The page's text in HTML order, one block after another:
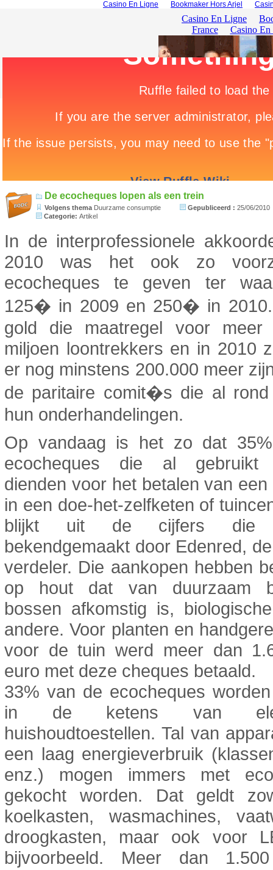
Casino En Ligne Bookmaker Hors Arjel
De ecocheques lopen als een trein
Volgens thema Duurzame consumptie Gepubliceerd : 25/06/2010
Categorie: Artikel
In de interprofessionele
2010 was het ook zo
ecocheques te geven ter
125� in 2009 en 250� in
gold die maatregel voor meer
miljoen loontrekkers en in 2010
er nog minstens 200.000 meer
de paritaire comit�s die al
hun onderhandelingen.
Op vandaag is het zo dat
ecocheques die al gebruikt
dienden voor het betalen van
in een doe-het-zelfketen of
blijkt uit de cijfers die
bekendgemaakt door Edenred,
verdeler. Die aankopen hebben
op hout dat van duurzaam
bossen afkomstig is,
andere. Voor planten en
voor de tuin werd meer dan
euro met deze cheques betaald.
33% van de ecocheques
in de ketens van
huishoudtoestellen. Tal van
een laag energieverbruik
enz.) mogen immers met
gekocht worden. Dat geldt
koelkasten, wasmachines,
droogkasten, maar ook voor
bijvoorbeeld. Meer dan